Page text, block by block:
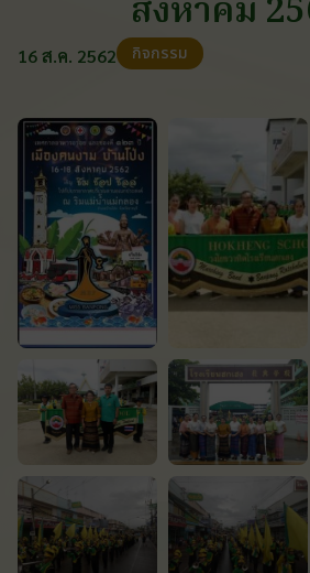
สิงหาคม
16 ส.ค. 2562 กิจกรรม